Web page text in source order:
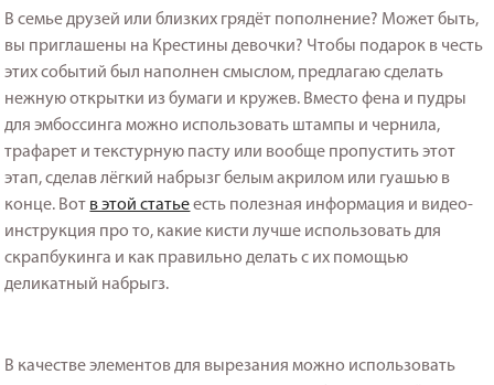
В семье друзей или близких грядёт пополнение? Может быть,
вы приглашены на Крестины девочки? Чтобы подарок в честь
этих событий был наполнен смыслом, предлагаю сделать
нежную открытки из бумаги и кружев. Вместо фена и пудры
для эмбоссинга можно использовать штампы и чернила,
трафарет и текстурную пасту или вообще пропустить этот
этап, сделав лёгкий набрызг белым акрилом или гуашью в
конце. Вот в этой статьеесть полезная информация и видео-
инструкция про то, какие кисти лучше использовать для
скрапбукинга и как правильно делать с их помощью
деликатный набрыгз.
В качестве элементов для вырезания можно использовать